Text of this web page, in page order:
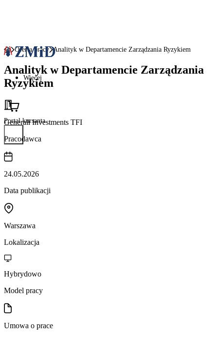
Więcej
Portal kursanta
Oferta pracy Analityk w Departamencie Zarządzania Ryzykiem
Analityk w Departamencie Zarządzania
Ryzykiem
Generali Investments TFI
Pracodawca
24.05.2026
Data publikacji
Warszawa
Lokalizacja
Hybrydowo
Model pracy
Umowa o prace